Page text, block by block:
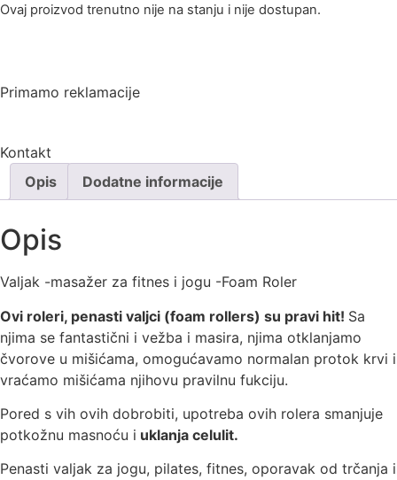
Ovaj proizvod trenutno nije na stanju i nije dostupan.
Primamo reklamacije
Kontakt
Opis
Dodatne informacije
Opis
Valjak -masažer za fitnes i jogu -Foam Roler
Ovi roleri, penasti valjci (foam rollers) su pravi hit! Sa
njima se fantastični i vežba i masira, njima otklanjamo
čvorove u mišićama, omogućavamo normalan protok krvi i
vraćamo mišićama njihovu pravilnu fukciju.
Pored s vih ovih dobrobiti, upotreba ovih rolera smanjuje
potkožnu masnoću i uklanja celulit.
Penasti valjak za jogu, pilates, fitnes, oporavak od trčanja i